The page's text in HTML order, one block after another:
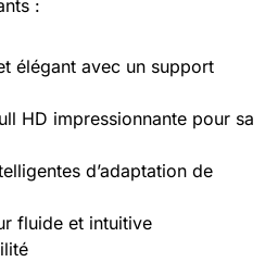
:
élégant avec un support
HD impressionnante pour sa
d’adaptation de
fluide et intuitive